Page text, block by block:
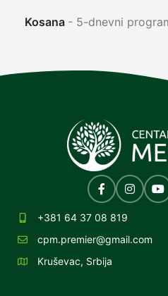
Kosana 5-dnevni
+381 64 37 08 819
cpm.premier@gmail.com
Kruševac, Srbija